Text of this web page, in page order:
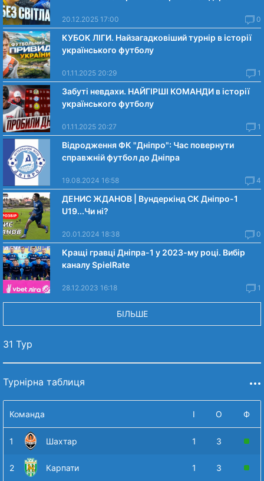
20.12.2025 17:00 0
КУБОК ЛІГИ. Найзагадковіший турнір в історії
українського футболу
01.11.2025 20:29 1
Забуті невдахи. НАЙГІРШІ КОМАНДИ в історії
українського футболу
01.11.2025 20:27 1
Відродження ФК "Дніпро": Час повернути
справжній футбол до Дніпра
19.08.2024 16:58 4
ДЕНИС ЖДАНОВ | Вундеркінд СК Дніпро-1
U19...Чи нi?
20.01.2024 18:38 0
Кращі гравці Дніпра-1 у 2023-му році. Вибiр
каналу SpielRate
28.12.2023 16:18 1
БІЛЬШЕ
31 Тур
Турнірна таблиця
Команда І О Ф
1 Шахтар 1 3
2 Карпати 1 3